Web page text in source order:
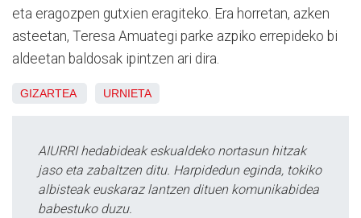
eta eragozpen gutxien eragiteko. Era horretan, azken
asteetan, Teresa Amuategi parke azpiko errepideko bi
aldeetan baldosak ipintzen ari dira.
GIZARTEA URNIETA
AIURRI hedabideak eskualdeko nortasun hitzak
jaso eta zabaltzen ditu. Harpidedun eginda, tokiko
albisteak euskaraz lantzen dituen komunikabidea
babestuko duzu.